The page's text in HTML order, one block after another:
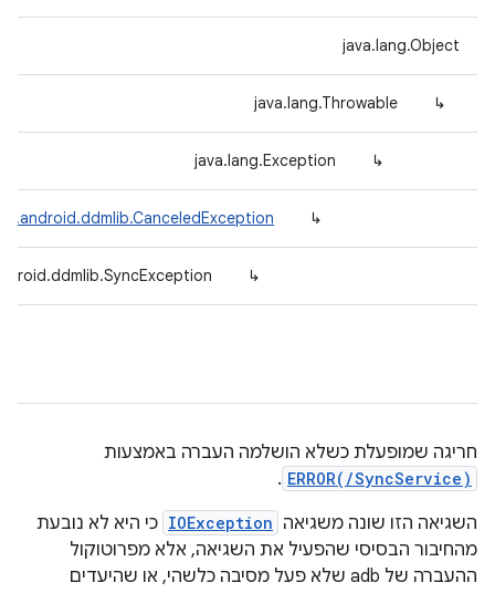
java.lang.Object
↳
java.lang.Throwable
↳
java.lang.Exception
↳
↳
חריגה שמופעלת כשלא הושלמה העברה באמצעות
ERROR(/SyncService)
.
השגיאה הזו שונה משגיאה IOException כי היא לא נובעת
מהחיבור הבסיסי שהפעיל את השגיאה, אלא מפרוטוקול
ההעברה של adb שלא פעל מסיבה כלשהי, או שהיעדים